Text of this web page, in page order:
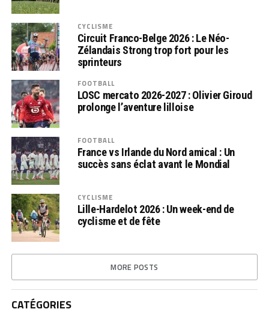
CYCLISME
Circuit Franco-Belge 2026 : Le Néo-
Zélandais Strong trop fort pour les
sprinteurs
FOOTBALL
LOSC mercato 2026-2027 : Olivier Giroud
prolonge l’aventure lilloise
FOOTBALL
France vs Irlande du Nord amical : Un
succès sans éclat avant le Mondial
CYCLISME
Lille-Hardelot 2026 : Un week-end de
cyclisme et de fête
MORE POSTS
CATÉGORIES